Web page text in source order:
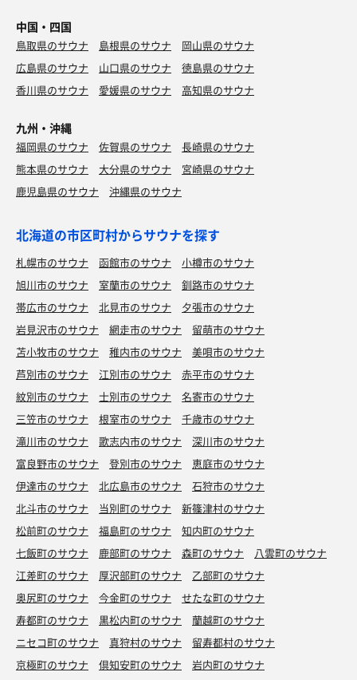
中国・四国
鳥取県のサウナ 島根県のサウナ
岡山県のサウナ
広島県のサウナ
山口県のサウナ
徳島県のサウナ
香川県のサウナ
愛媛県のサウナ 高知県のサウナ
九州・沖縄
福岡県のサウナ 佐賀県のサウナ
長崎県のサウナ
熊本県のサウナ
大分県のサウナ
宮崎県のサウナ
鹿児島県のサウナ
沖縄県のサウナ
北海道の市区町村からサウナを探す
札幌市のサウナ 函館市のサウナ
小樽市のサウナ
旭川市のサウナ
室蘭市のサウナ
釧路市のサウナ
帯広市のサウナ
北見市のサウナ
夕張市のサウナ
岩見沢市のサウナ
網走市のサウナ
留萌市のサウナ
苫小牧市のサウナ
稚内市のサウナ
美唄市のサウナ
芦別市のサウナ
江別市のサウナ
赤平市のサウナ
紋別市のサウナ
士別市のサウナ
名寄市のサウナ
三笠市のサウナ
根室市のサウナ
千歳市のサウナ
滝川市のサウナ
歌志内市のサウナ
深川市のサウナ
富良野市のサウナ
登別市のサウナ
恵庭市のサウナ
伊達市のサウナ
北広島市のサウナ
石狩市のサウナ
北斗市のサウナ
当別町のサウナ
新篠津村のサウナ
松前町のサウナ
福島町のサウナ
知内町のサウナ
七飯町のサウナ
鹿部町のサウナ 森町のサウナ
八雲町のサウナ
江差町のサウナ
厚沢部町のサウナ
乙部町のサウナ
奥尻町のサウナ
今金町のサウナ
せたな町のサウナ
寿都町のサウナ
黒松内町のサウナ
蘭越町のサウナ
ニセコ町のサウナ
真狩村のサウナ
留寿都村のサウナ
京極町のサウナ
倶知安町のサウナ
岩内町のサウナ